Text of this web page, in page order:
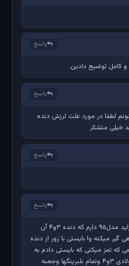
پاسخ
کامل توضیح دادین.
پاسخ
لطفا در مورد علت لرزش دنده
خیلی متشکر
پاسخ
پاسخ
سلام آقای مهندس،یه پراید مدل۹۵ دارم که دنده ۳و۴ آن
گیر میکنه وا بایستی با زور از دنده
تمز میکنی که بایستی دادم به
تعمیر کار و اونم میله فولادی ۳و۴ وتمام بلبرینگها وجعبه